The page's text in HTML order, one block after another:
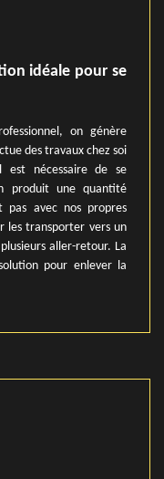
idéale pour se
on génère
des travaux chez soi
est nécessaire de se
produit une quantité
pas avec nos propres
les transporter vers un
aller-retour. La
pour enlever la